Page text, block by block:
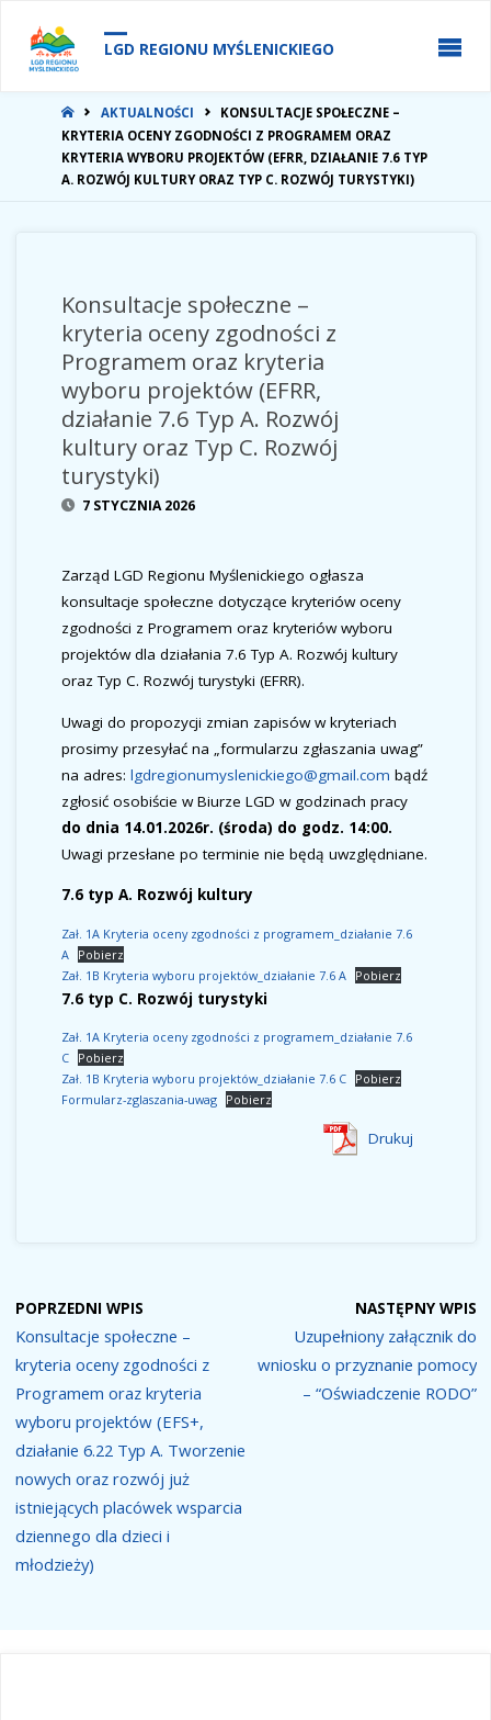
LGD REGIONU MYŚLENICKIEGO
STRONA
GŁÓWNA
AKTUALNOŚCI
KONSULTACJE SPOŁECZNE –
KRYTERIA OCENY ZGODNOŚCI Z PROGRAMEM ORAZ
KRYTERIA WYBORU PROJEKTÓW (EFRR, DZIAŁANIE 7.6 TYP
A. ROZWÓJ KULTURY ORAZ TYP C. ROZWÓJ TURYSTYKI)
Konsultacje społeczne –
kryteria oceny zgodności z
Programem oraz kryteria
wyboru projektów (EFRR,
działanie 7.6 Typ A. Rozwój
kultury oraz Typ C. Rozwój
turystyki)
7 STYCZNIA 2026
Zarząd LGD Regionu Myślenickiego ogłasza
konsultacje społeczne dotyczące kryteriów oceny
zgodności z Programem oraz kryteriów wyboru
projektów dla działania 7.6 Typ A. Rozwój kultury
oraz Typ C. Rozwój turystyki (EFRR).
Uwagi do propozycji zmian zapisów w kryteriach
prosimy przesyłać na „formularzu zgłaszania uwag”
na adres:lgdregionumyslenickiego@gmail.com bądź
zgłosić osobiście w Biurze LGD w godzinach pracy
do dnia 14.01.2026r. (środa) do godz. 14:00.
Uwagi przesłane po terminie nie będą uwzględniane.
7.6 typ A. Rozwój kultury
Zał. 1A Kryteria oceny zgodności z programem_działanie 7.6
A Pobierz
Zał. 1B Kryteria wyboru projektów_działanie 7.6 A Pobierz
7.6 typ C. Rozwój turystyki
Zał. 1A Kryteria oceny zgodności z programem_działanie 7.6
C Pobierz
Zał. 1B Kryteria wyboru projektów_działanie 7.6 C Pobierz
Formularz-zglaszania-uwag Pobierz
Drukuj
POPRZEDNI WPIS
Konsultacje społeczne –
kryteria oceny zgodności z
Programem oraz kryteria
wyboru projektów (EFS+,
działanie 6.22 Typ A. Tworzenie
nowych oraz rozwój już
istniejących placówek wsparcia
dziennego dla dzieci i
młodzieży)
NASTĘPNY WPIS
Uzupełniony załącznik do
wniosku o przyznanie pomocy
– “Oświadczenie RODO”